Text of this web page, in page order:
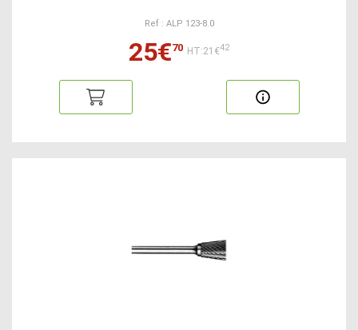
Ref : ALP 123-8.0
25€70 HT:21€42